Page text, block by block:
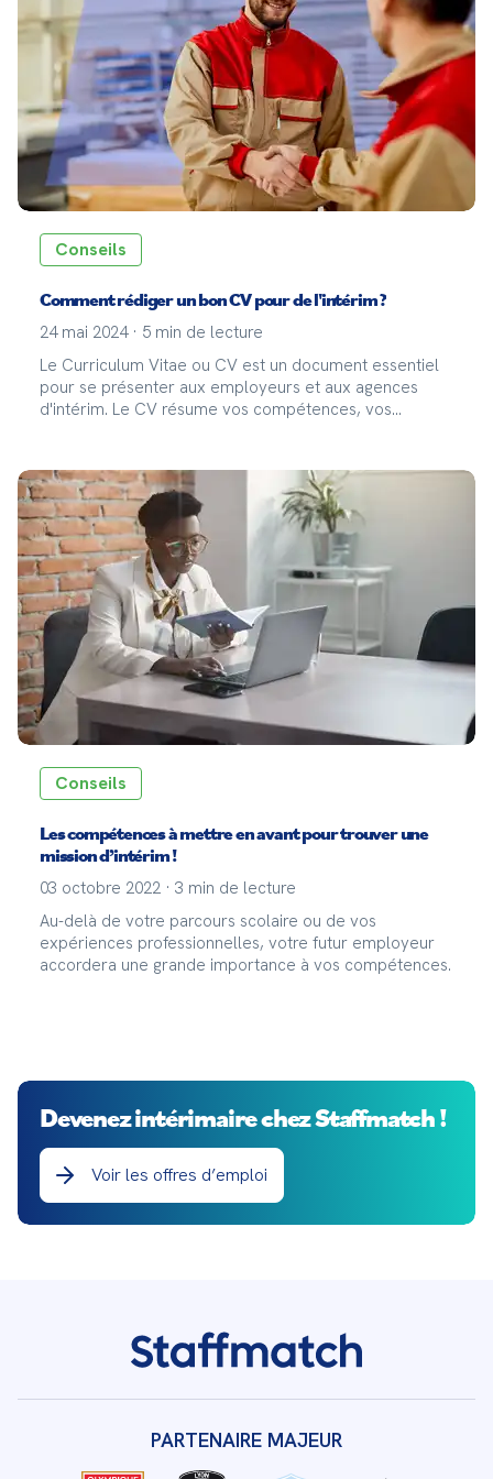
Conseils
Comment rédiger un bon CV pour de l'intérim ?
24 mai 2024 · 5 min de lecture
Le Curriculum Vitae ou CV est un document essentiel
pour se présenter aux employeurs et aux agences
d'intérim. Le CV résume vos compétences, vos
en avant votre flexibilité, votre capacité d'adaptation et
votre expérience dans des missions variées. Un bon
CV permet aux recruteurs de comprendre rapidement
votre profil et de voir en quoi vous pouvez répondre
aux besoins spécifiques d'une mission.
Conseils
Les compétences à mettre en avant pour trouver une
mission d’intérim !
03 octobre 2022 · 3 min de lecture
Au-delà de votre parcours scolaire ou de vos
expériences professionnelles, votre futur employeur
accordera une grande importance à vos compétences.
Devenez intérimaire chez Staffmatch !
Voir les offres d’emploi
PARTENAIRE MAJEUR